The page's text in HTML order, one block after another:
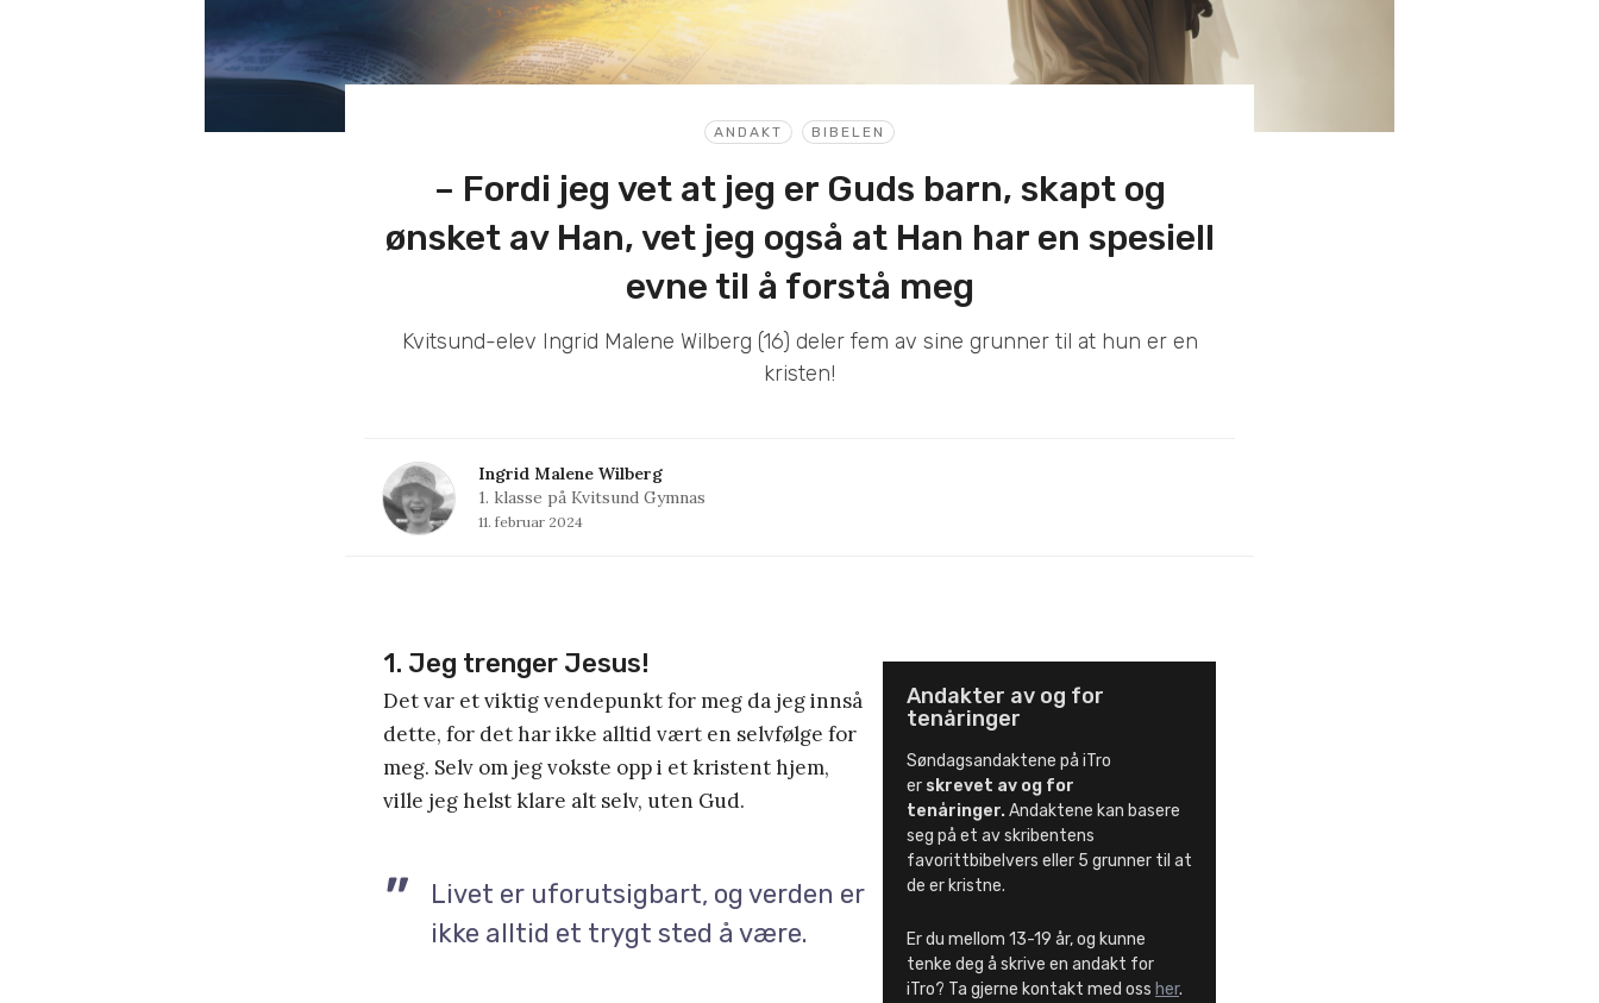
ANDAKT BIBELEN
– Fordi jeg vet at jeg er Guds barn, skapt og
ønsket av Han, vet jeg også at Han har en spesiell
evne til å forstå meg
Kvitsund-elev Ingrid Malene Wilberg (16) deler fem av sine grunner til at hun er en
kristen!
Ingrid Malene Wilberg
1. klasse på Kvitsund Gymnas
11. februar 2024
Andakter av og for
tenåringer
Søndagsandaktene på iTro
er skrevet av og for
tenåringer.Andaktene kan basere
seg på et av skribentens
favorittbibelvers eller 5 grunner til at
de er kristne.
Er du mellom 13-19 år, og kunne
tenke deg å skrive en andakt for
iTro? Ta gjerne kontakt med oss her.
1. Jeg trenger Jesus!
Det var et viktig vendepunkt for meg da jeg innså
dette, for det har ikke alltid vært en selvfølge for
meg. Selv om jeg vokste opp i et kristent hjem,
ville jeg helst klare alt selv, uten Gud.
Livet er uforutsigbart, og verden er
ikke alltid et trygt sted å være.